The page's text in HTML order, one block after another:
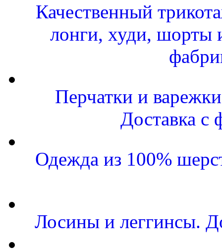
Качественный
лонги, худи, шорты
Перчатки и
Доставка с
Одежда из 100%
Лосины и леггинсы.